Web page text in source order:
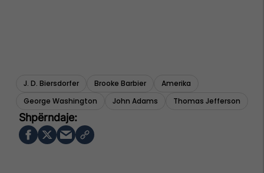
J. D. Biersdorfer Brooke Barbier
Amerika
George Washington
John Adams Thomas Jefferson